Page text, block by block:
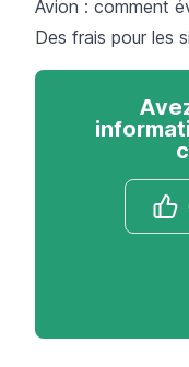
Avion : comment
Des frais pour les